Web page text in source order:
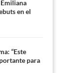
en el
“Este
para